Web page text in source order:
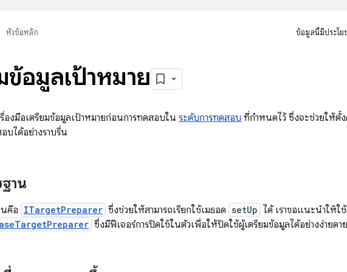
หัวข้อหลัก ข้อมูลนี้มีประโย
ข้อมูลเป้าหมาย
องมือเตรียมข้อมูลเป้าหมายก่อนการทดสอบใน ระดับการทดสอบ ที่กำหนดไว้ ซึ่งจะช่วยให้ตั้
บได้อย่างราบรื่น
าน
คือ ITargetPreparer ซึ่งช่วยให้สามารถเรียกใช้เมธอด setUp ได้ เราขอแนะนำให้ใ
ซึ่งมีฟีเจอร์การปิดใช้ในตัวเพื่อให้ปิดใช้ผู้เตรียมข้อมูลได้อย่างง่ายดาย